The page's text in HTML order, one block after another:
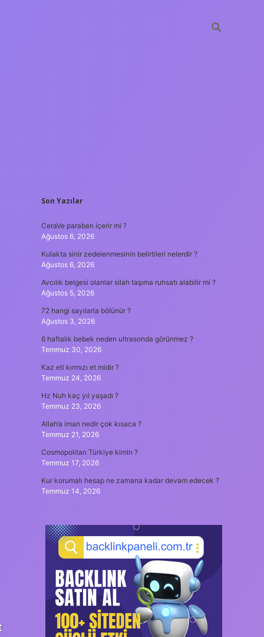
SIDEBAR
Son Yazılar
CeraVe paraben içerir mi ?
Ağustos 6, 2026
Kulakta sinir zedelenmesinin belirtileri nelerdir ?
Ağustos 6, 2026
Avcılık belgesi olanlar silah taşıma ruhsatı alabilir mi ?
Ağustos 5, 2026
72 hangi sayılarla bölünür ?
Ağustos 3, 2026
6 haftalık bebek neden ultrasonda görünmez ?
Temmuz 30, 2026
Kaz eti kırmızı et midir ?
Temmuz 24, 2026
Hz Nuh kaç yıl yaşadı ?
Temmuz 23, 2026
Allah’a iman nedir çok kısaca ?
Temmuz 21, 2026
Cosmopolitan Türkiye kimin ?
Temmuz 17, 2026
Kur korumalı hesap ne zamana kadar devam edecek ?
Temmuz 14, 2026